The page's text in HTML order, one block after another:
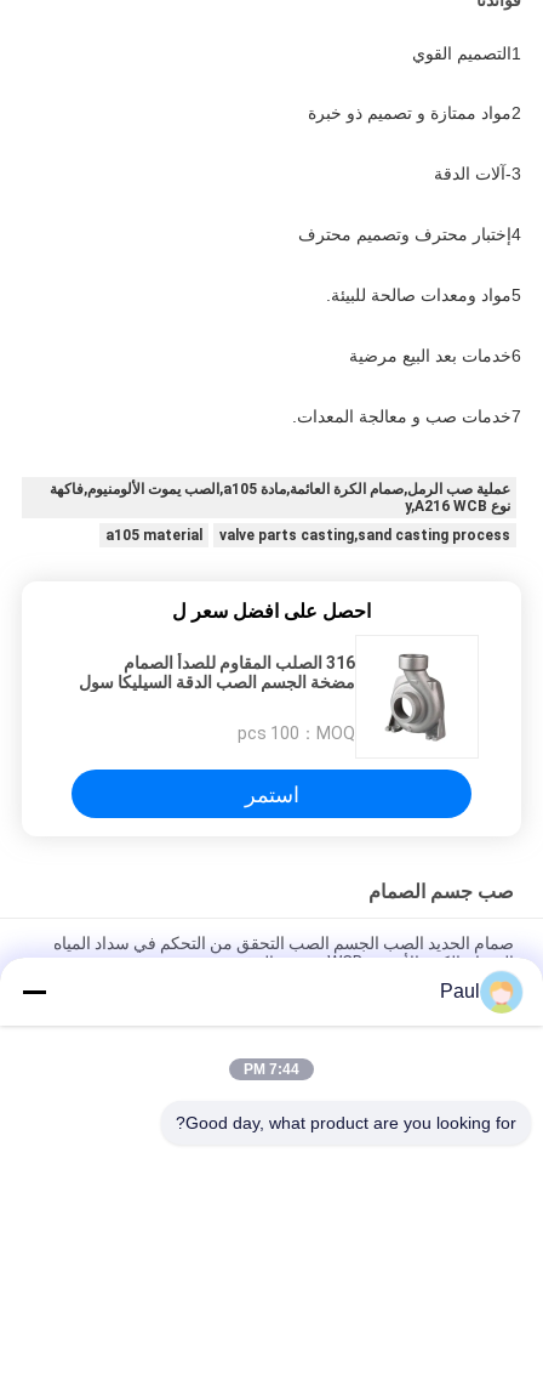
1التصميم القوي
2مواد ممتازة و تصميم ذو خبرة
3-آلات الدقة
4إختبار محترف وتصميم محترف
5مواد ومعدات صالحة للبيئة.
6خدمات بعد البيع مرضية
7خدمات صب و معالجة المعدات.
عملية صب الرمل,صمام الكرة العائمة,مادة a105,الصب يموت الألومنيوم,فاكهة
نوع y,A216 WCB
valve parts casting,sand casting process
a105 material
احصل على افضل سعر ل
316 الصلب المقاوم للصدأ الصمام
مضخة الجسم الصب الدقة السيليكا سول
MOQ：
100 pcs
استمر
صب جسم الصمام
صمام الحديد الصب الجسم الصب التحقق من التحكم في سداد المياه
الصمام الكرة الأرضية WCB مزدوج الرف
الصب الرمادي الحديد الراتنج الرملية صب صمام الجسم الصب را
12.5um سطح الخام
فقدت الشمع الدقة الاستثمار صب التحقق من صمام الجسم أجزاء حجم
Paul
7:44 PM
Good day, what product are you looking for?